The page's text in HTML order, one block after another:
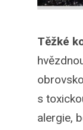
Těžké
s
alergie,